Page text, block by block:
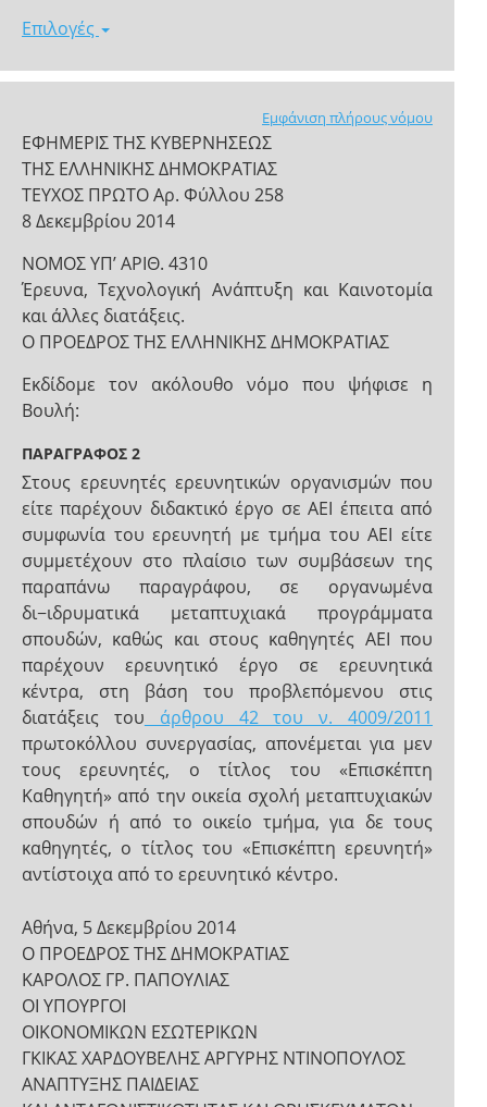
Επιλογές
Εμφάνιση πλήρους νόμου
ΕΦΗΜΕΡΙΣ ΤΗΣ ΚΥΒΕΡΝΗΣΕΩΣ
ΤΗΣ ΕΛΛΗΝΙΚΗΣ ΔΗΜΟΚΡΑΤΙΑΣ
ΤΕΥΧΟΣ ΠΡΩΤΟ Αρ. Φύλλου 258
8 Δεκεμβρίου 2014
NOMOΣ ΥΠ’ ΑΡΙΘ. 4310
Έρευνα, Τεχνολογική Ανάπτυξη και Καινοτομία
και άλλες διατάξεις.
Ο ΠΡΟΕΔΡΟΣ ΤΗΣ ΕΛΛΗΝΙΚΗΣ ΔΗΜΟΚΡΑΤΙΑΣ
Εκδίδομε τον ακόλουθο νόμο που ψήφισε η
Βουλή:
ΠΑΡΑΓΡΑΦΟΣ 2
Στους ερευνητές ερευνητικών οργανισμών που
είτε παρέχουν διδακτικό έργο σε ΑΕΙ έπειτα από
συμφωνία του ερευνητή με τμήμα του ΑΕΙ είτε
συμμετέχουν στο πλαίσιο των συμβάσεων της
παραπάνω παραγράφου, σε οργανωμένα
δι−ιδρυματικά μεταπτυχιακά προγράμματα
σπουδών, καθώς και στους καθηγητές ΑΕΙ που
παρέχουν ερευνητικό έργο σε ερευνητικά
κέντρα, στη βάση του προβλεπόμενου στις
διατάξεις του άρθρου 42 του ν. 4009/2011
πρωτοκόλλου συνεργασίας, απονέμεται για μεν
τους ερευνητές, ο τίτλος του «Επισκέπτη
Καθηγητή» από την οικεία σχολή μεταπτυχιακών
σπουδών ή από το οικείο τμήμα, για δε τους
καθηγητές, ο τίτλος του «Επισκέπτη ερευνητή»
αντίστοιχα από το ερευνητικό κέντρο.
Αθήνα, 5 Δεκεμβρίου 2014
Ο ΠΡΟΕΔΡΟΣ ΤΗΣ ΔΗΜΟΚΡΑΤΙΑΣ
ΚΑΡΟΛΟΣ ΓΡ. ΠΑΠΟΥΛΙΑΣ
ΟΙ ΥΠΟΥΡΓΟΙ
ΟΙΚΟΝΟΜΙΚΩΝ ΕΣΩΤΕΡΙΚΩΝ
ΓΚΙΚΑΣ ΧΑΡΔΟΥΒΕΛΗΣ ΑΡΓΥΡΗΣ ΝΤΙΝΟΠΟΥΛΟΣ
ΑΝΑΠΤΥΞΗΣ ΠΑΙΔΕΙΑΣ